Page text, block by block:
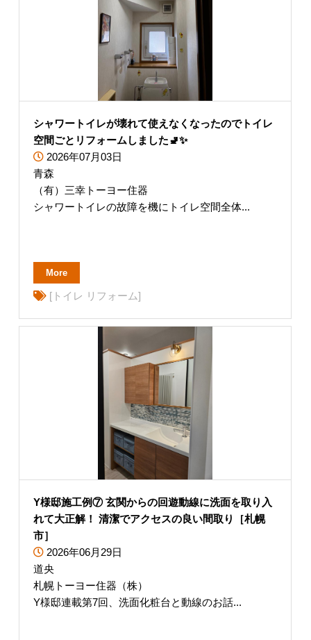
シャワートイレが壊れて使えなくなったのでトイレ
空間ごとリフォームしました🚽✨
2026年07月03日
青森
（有）三幸トーヨー住器
シャワートイレの故障を機にトイレ空間全体...
More
[トイレ リフォーム]
Y様邸施工例⑦ 玄関からの回遊動線に洗面を取り入
れて大正解！ 清潔でアクセスの良い間取り［札幌
市］
2026年06月29日
道央
札幌トーヨー住器（株）
Y様邸連載第7回、洗面化粧台と動線のお話...